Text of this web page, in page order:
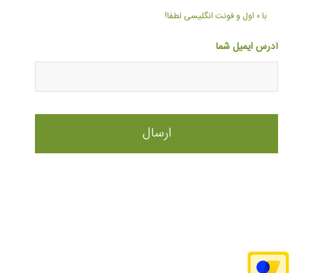
با ۰ اول و فونت انگلیسی لطفا!
آدرس ایمیل شما